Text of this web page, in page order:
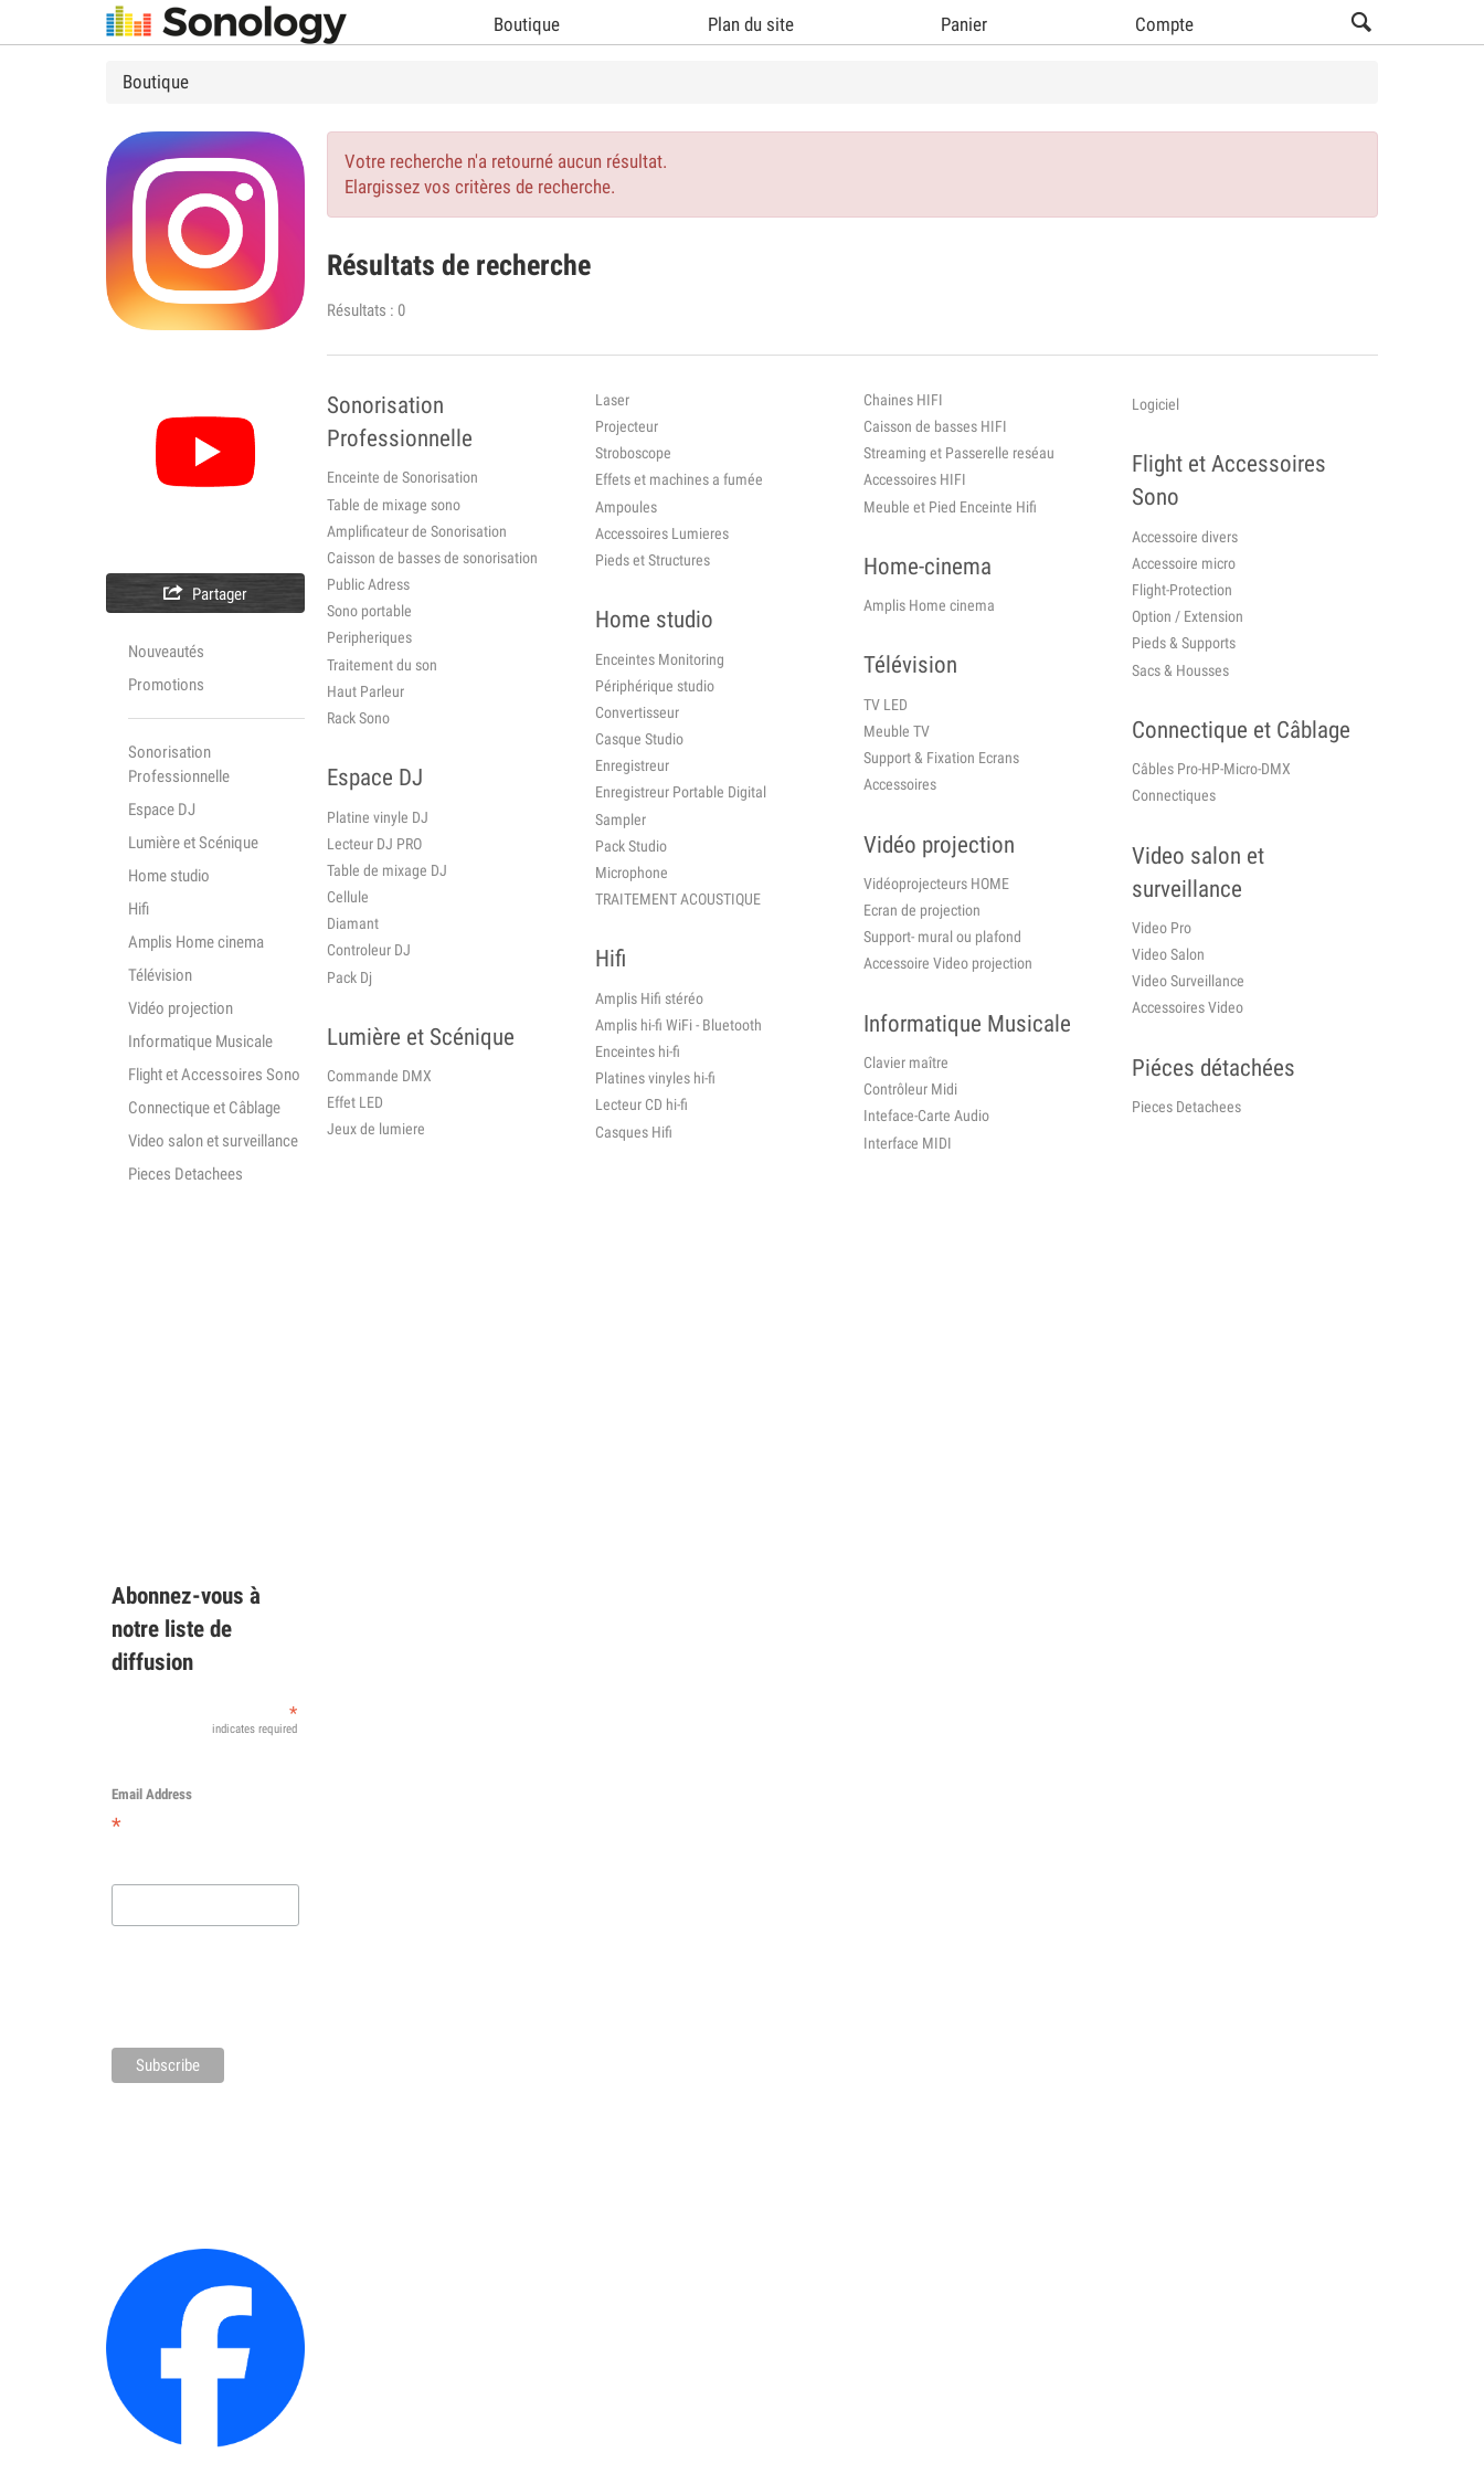
Boutique Plan du site Panier Compte
Boutique
 Partager
Nouveautés
Promotions
Sonorisation
Professionnelle
Espace DJ
Lumière et Scénique
Home studio
Hifi
Amplis Home cinema
Télévision
Vidéo projection
Informatique Musicale
Flight et Accessoires Sono
Connectique et Câblage
Video salon et surveillance
Pieces Detachees
Abonnez-vous à
notre liste de
diffusion
*
indicates required
Email Address
*
Votre recherche n'a retourné aucun résultat.
Elargissez vos critères de recherche.
Résultats de recherche
Résultats : 0
Sonorisation
Professionnelle
Enceinte de Sonorisation
Table de mixage sono
Amplificateur de Sonorisation
Caisson de basses de sonorisation
Public Adress
Sono portable
Peripheriques
Traitement du son
Haut Parleur
Rack Sono
Espace DJ
Platine vinyle DJ
Lecteur DJ PRO
Table de mixage DJ
Cellule
Diamant
Controleur DJ
Pack Dj
Lumière et Scénique
Commande DMX
Effet LED
Jeux de lumiere
Laser
Projecteur
Stroboscope
Effets et machines a fumée
Ampoules
Accessoires Lumieres
Pieds et Structures
Home studio
Enceintes Monitoring
Périphérique studio
Convertisseur
Casque Studio
Enregistreur
Enregistreur Portable Digital
Sampler
Pack Studio
Microphone
TRAITEMENT ACOUSTIQUE
Hifi
Amplis Hifi stéréo
Amplis hi-fi WiFi - Bluetooth
Enceintes hi-fi
Platines vinyles hi-fi
Lecteur CD hi-fi
Casques Hifi
Chaines HIFI
Caisson de basses HIFI
Streaming et Passerelle reséau
Accessoires HIFI
Meuble et Pied Enceinte Hifi
Home-cinema
Amplis Home cinema
Télévision
TV LED
Meuble TV
Support & Fixation Ecrans
Accessoires
Vidéo projection
Vidéoprojecteurs HOME
Ecran de projection
Support- mural ou plafond
Accessoire Video projection
Informatique Musicale
Clavier maître
Contrôleur Midi
Inteface-Carte Audio
Interface MIDI
Logiciel
Flight et Accessoires
Sono
Accessoire divers
Accessoire micro
Flight-Protection
Option / Extension
Pieds & Supports
Sacs & Housses
Connectique et Câblage
Câbles Pro-HP-Micro-DMX
Connectiques
Video salon et
surveillance
Video Pro
Video Salon
Video Surveillance
Accessoires Video
Piéces détachées
Pieces Detachees